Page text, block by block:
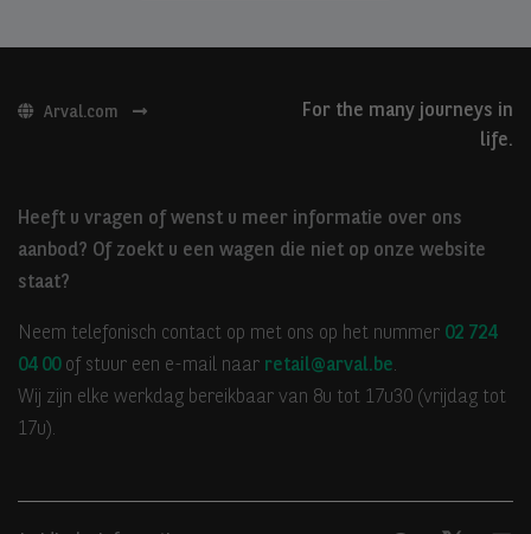
Arval.com
For the many journeys in
life.
Heeft u vragen of wenst u meer informatie over ons
aanbod? Of zoekt u een wagen die niet op onze website
staat?
Neem telefonisch contact op met ons op het nummer 02 724
04 00of stuur een e-mail naar retail@arval.be.
Wij zijn elke werkdag bereikbaar van 8u tot 17u30 (vrijdag tot
17u).